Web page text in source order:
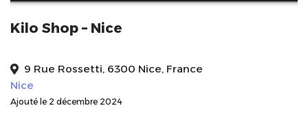
Kilo Shop – Nice
9 Rue Rossetti, 6300 Nice, France
Nice
Ajouté le 2 décembre 2024